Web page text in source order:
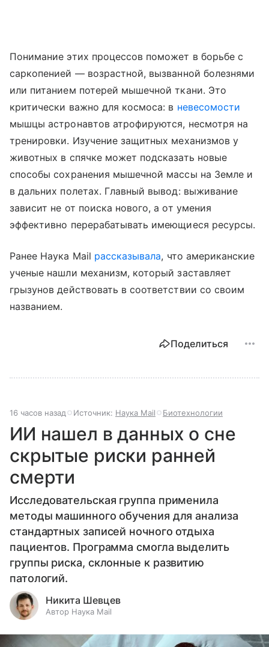
Понимание этих процессов поможет в борьбе с
саркопенией — возрастной, вызванной болезнями
или питанием потерей мышечной ткани. Это
критически важно для космоса: в невесомости
мышцы астронавтов атрофируются, несмотря на
тренировки. Изучение защитных механизмов у
животных в спячке может подсказать новые
способы сохранения мышечной массы на Земле и
в дальних полетах. Главный вывод: выживание
зависит не от поиска нового, а от умения
эффективно перерабатывать имеющиеся ресурсы.
Ранее Наука Mail рассказывала, что американские
ученые нашли механизм, который заставляет
грызунов действовать в соответствии со своим
названием.
Поделиться
16 часов назад Источник: Наука Mail Биотехнологии
ИИ нашел в данных о сне
скрытые риски ранней
смерти
Исследовательская группа применила
методы машинного обучения для анализа
стандартных записей ночного отдыха
пациентов. Программа смогла выделить
группы риска, склонные к развитию
патологий.
Никита Шевцев
Автор Наука Mail